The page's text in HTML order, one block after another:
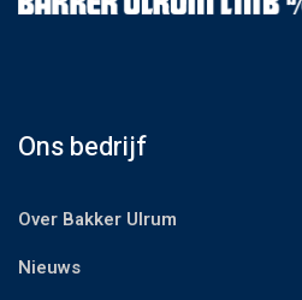
Ons bedrijf
Over Bakker Ulrum
Nieuws